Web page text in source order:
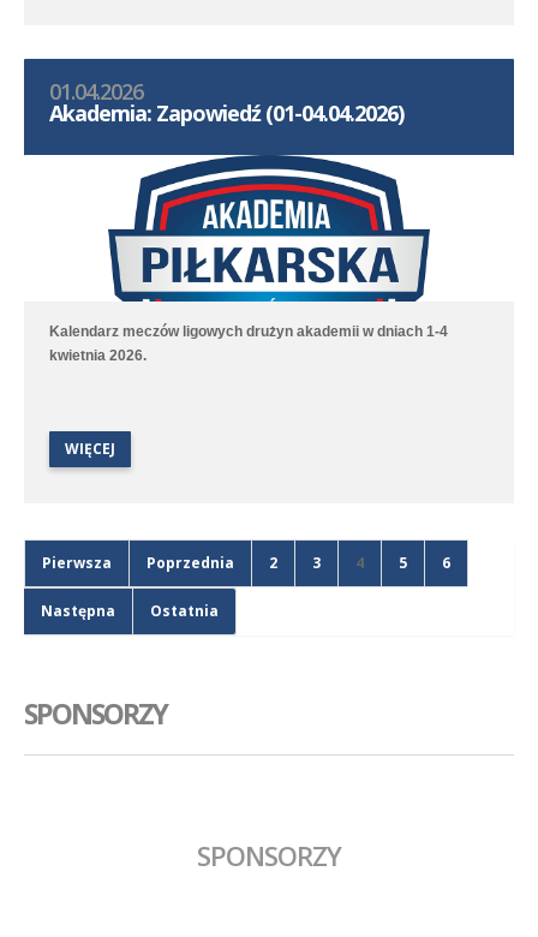
01.04.2026
Akademia: Zapowiedź (01-04.04.2026)
Kalendarz meczów ligowych drużyn akademii w dniach 1-4
kwietnia 2026.
WIĘCEJ
Pierwsza Poprzednia 2 3 4 5 6
Następna Ostatnia
SPONSORZY
SPONSORZY